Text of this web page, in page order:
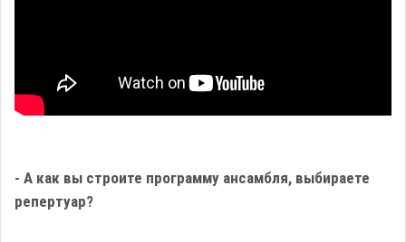
- А как вы строите программу ансамбля, выбираете
репертуар?